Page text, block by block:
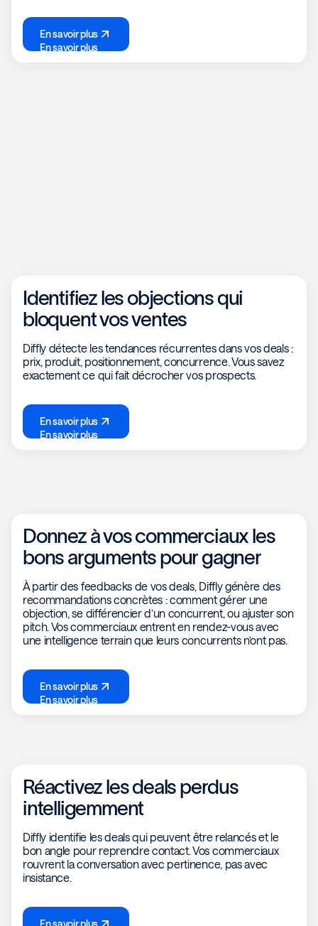
En savoir plus
En savoir plus
Identifiez les objections qui
bloquent vos ventes
Diffly détecte les tendances récurrentes dans vos deals :
prix, produit, positionnement, concurrence. Vous savez
exactement ce qui fait décrocher vos prospects.
En savoir plus
En savoir plus
Donnez à vos commerciaux les
bons arguments pour gagner
À partir des feedbacks de vos deals, Diffly génère des
recommandations concrètes : comment gérer une
objection, se différencier d’un concurrent, ou ajuster son
pitch. Vos commerciaux entrent en rendez-vous avec
une intelligence terrain que leurs concurrents n’ont pas.
En savoir plus
En savoir plus
Réactivez les deals perdus
intelligemment
Diffly identifie les deals qui peuvent être relancés et le
bon angle pour reprendre contact. Vos commerciaux
rouvrent la conversation avec pertinence, pas avec
insistance.
En savoir plus